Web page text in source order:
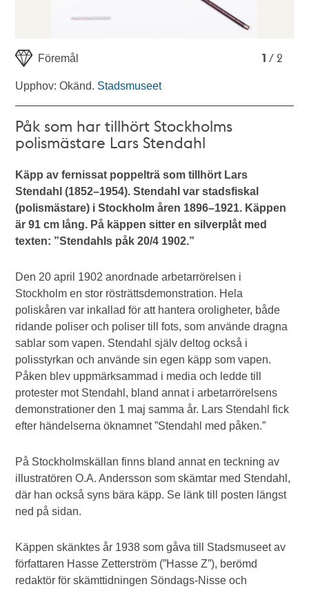
1 / 2
Föremål
Upphov: Okänd. Stadsmuseet
Påk som har tillhört Stockholms
polismästare Lars Stendahl
Käpp av fernissat poppelträ som tillhört Lars
Stendahl (1852–1954). Stendahl var stadsfiskal
(polismästare) i Stockholm åren 1896–1921. Käppen
är 91 cm lång. På käppen sitter en silverplåt med
texten: ”Stendahls påk 20/4 1902.”
Den 20 april 1902 anordnade arbetarrörelsen i
Stockholm en stor rösträttsdemonstration. Hela
poliskåren var inkallad för att hantera oroligheter, både
ridande poliser och poliser till fots, som använde dragna
sablar som vapen. Stendahl själv deltog också i
polisstyrkan och använde sin egen käpp som vapen.
Påken blev uppmärksammad i media och ledde till
protester mot Stendahl, bland annat i arbetarrörelsens
demonstrationer den 1 maj samma år. Lars Stendahl fick
efter händelserna öknamnet ”Stendahl med påken.”
På Stockholmskällan finns bland annat en teckning av
illustratören O.A. Andersson som skämtar med Stendahl,
där han också syns bära käpp. Se länk till posten längst
ned på sidan.
Käppen skänktes år 1938 som gåva till Stadsmuseet av
författaren Hasse Zetterström (”Hasse Z”), berömd
redaktör för skämttidningen Söndags-Nisse och